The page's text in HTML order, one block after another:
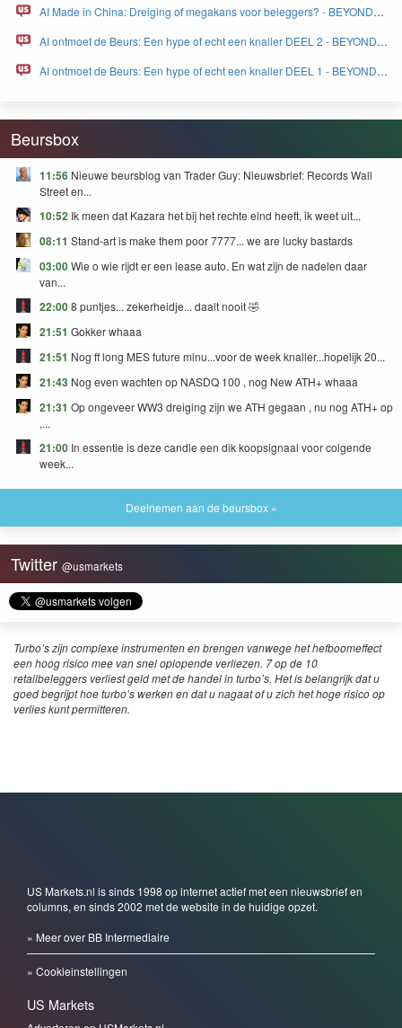
AI Made in China: Dreiging of megakans voor beleggers? - BEYOND
AI ontmoet de Beurs: Een hype of echt een knaller DEEL 2 - BEYOND
AI ontmoet de Beurs: Een hype of echt een knaller DEEL 1 - BEYOND
Beursbox
11:56 Nieuwe beursblog van Trader Guy: Nieuwsbrief: Records Wall
Street en...
10:52 Ik meen dat Kazara het bij het rechte eind heeft, ik weet uit...
08:11 Stand-art is make them poor 7777... we are lucky bastards
03:00Wie o wie rijdt er een lease auto. En wat zijn de nadelen daar
van...
22:008 puntjes... zekerheidje... daalt nooit 🤣
21:51 Gokker whaaa
21:51 Nog ff long MES future mlnu...voor de week knaller...hopelijk 20...
21:43 Nog even wachten op NASDQ 100 , nog New ATH+ whaaa
21:31 Op ongeveer WW3 dreiging zijn we ATH gegaan , nu nog ATH+ op
,...
21:00 In essentie is deze candle een dik koopsignaal voor colgende
week...
Deelnemen aan de beursbox »
Twitter @usmarkets
Turbo’s zijn complexe instrumenten en brengen vanwege het hefboomeffect
een hoog risico mee van snel oplopende verliezen. 7 op de 10
retailbeleggers verliest geld met de handel in turbo’s. Het is belangrijk dat u
goed begrijpt hoe turbo’s werken en dat u nagaat of u zich het hoge risico op
verlies kunt permitteren.
US Markets.nl is sinds 1998 op internet actief met een nieuwsbrief en
columns, en sinds 2002 met de website in de huidige opzet.
» Meer over BB Intermediaire
» Cookieinstellingen
US Markets